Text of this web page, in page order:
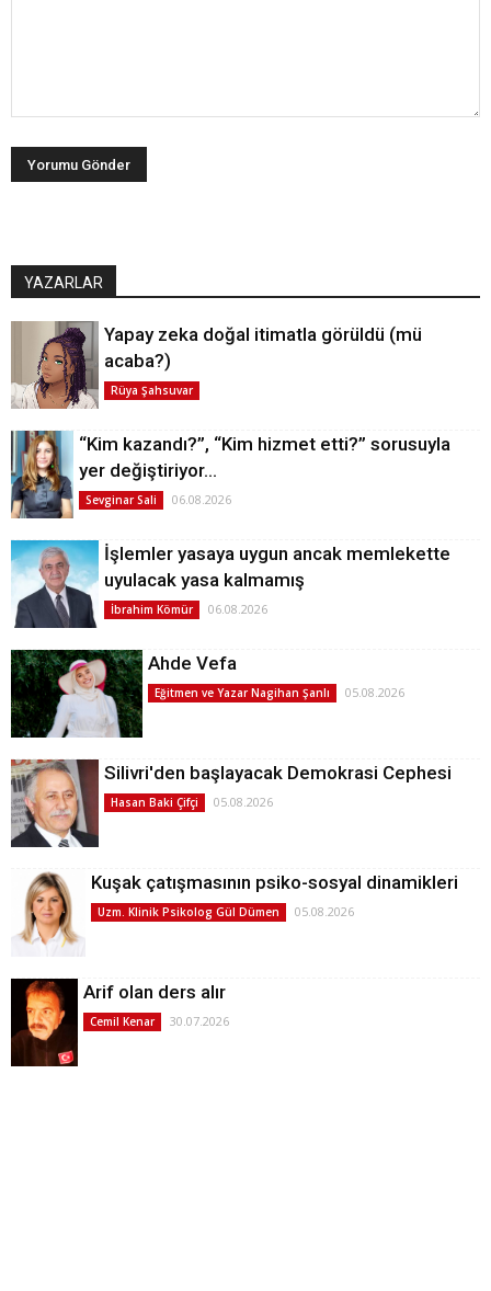
YAZARLAR
Yapay zeka doğal itimatla görüldü (mü
acaba?)
Rüya Şahsuvar
“Kim kazandı?”, “Kim hizmet etti?” sorusuyla
yer değiştiriyor…
Sevginar Sali 06.08.2026
İşlemler yasaya uygun ancak memlekette
uyulacak yasa kalmamış
İbrahim Kömür 06.08.2026
Ahde Vefa
Eğitmen ve Yazar Nagihan Şanlı 05.08.2026
Silivri'den başlayacak Demokrasi Cephesi
Hasan Baki Çifçi 05.08.2026
Kuşak çatışmasının psiko-sosyal dinamikleri
Uzm. Klinik Psikolog Gül Dümen 05.08.2026
Arif olan ders alır
Cemil Kenar 30.07.2026